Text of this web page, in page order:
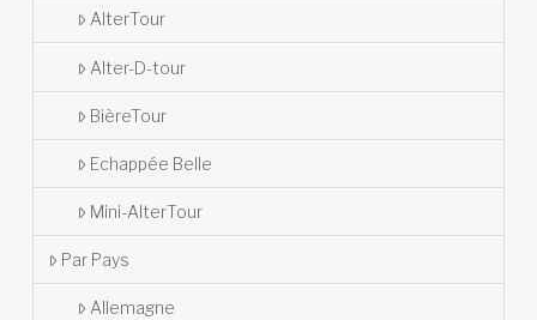
AlterTour
Alter-D-tour
BièreTour
Echappée Belle
Mini-AlterTour
Par Pays
Allemagne